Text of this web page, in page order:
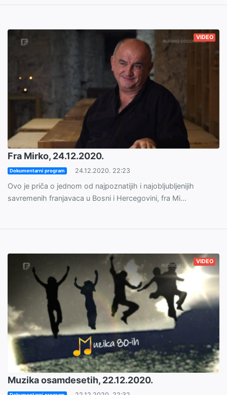
VIDEO
Fra Mirko, 24.12.2020.
Dokumentarni program 24.12.2020. 22:23
Ovo je priča o jednom od najpoznatijih i najobljubljenijih
savremenih franjavaca u Bosni i Hercegovini, fra Mi...
VIDEO
Muzika osamdesetih, 22.12.2020.